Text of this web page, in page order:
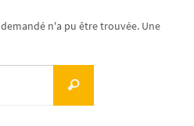
n'a pu être trouvée. Une
Recherche